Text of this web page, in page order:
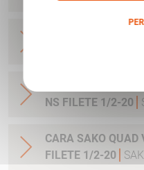
CARA SAKO
NS FILETE 1/2-20
CARA SAKO
FILETE 1/2-20